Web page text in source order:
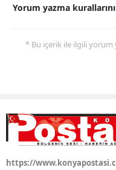
Yorum yazma kurallarını
* Bu içerik ile ilgili yorum
https://